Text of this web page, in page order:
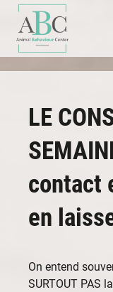
LE
contact
en
On entend
SURTOUT PAS